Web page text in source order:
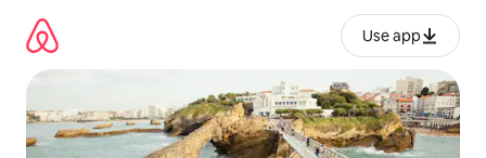
გადასვლა
Use app